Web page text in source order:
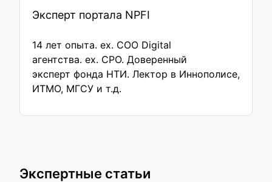
Эксперт портала NPFI
14 лет опыта. ex. COO Digital
агентства. ex. CPO. Доверенный
эксперт фонда НТИ. Лектор в Иннополисе,
ИТМО, МГСУ и т.д.
Экспертные статьи